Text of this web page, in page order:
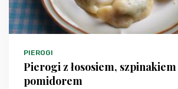
PIEROGI
Pierogi z łososiem,
pomidorem